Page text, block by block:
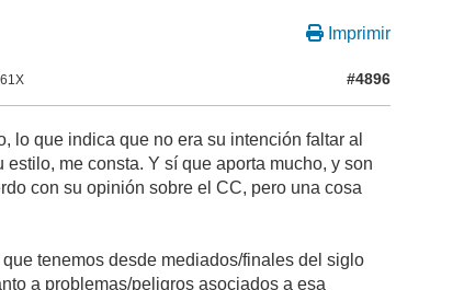
Imprimir
#4896
lo que indica que no era su intención faltar al
me consta. Y sí que aporta mucho, y son
con su opinión sobre el CC, pero una cosa
tenemos desde mediados/finales del siglo
a problemas/peligros asociados a esa